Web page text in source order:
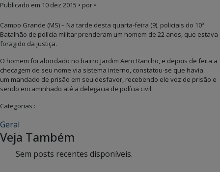
Publicado em 10 dez 2015 • por •
Campo Grande (MS) – Na tarde desta quarta-feira (9), policiais do 10º
Batalhão de polícia militar prenderam um homem de 22 anos, que estava
foragido da justiça.
O homem foi abordado no bairro Jardim Aero Rancho, e depois de feita a
checagem de seu nome via sistema interno, constatou-se que havia
um mandado de prisão em seu desfavor, recebendo ele voz de prisão e
sendo encaminhado até a delegacia de polícia civil.
Categorias :
Geral
Veja Também
Sem posts recentes disponíveis.